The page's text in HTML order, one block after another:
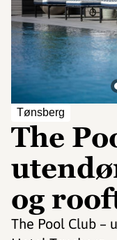
Tønsberg
The
og
The Pool Club –